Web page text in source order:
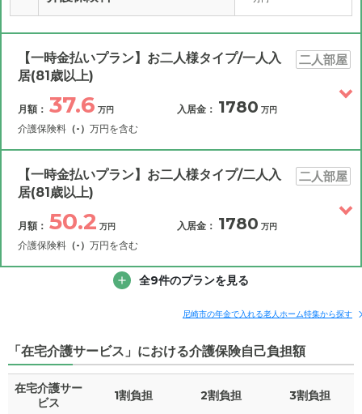
【一時金払いプラン】お二人様タイプ/一人入
居(81歳以上)
二人部屋
月額： 37.6 万円
介護保険料 （-） 万円を含む
入居金： 1780 万円
補足情報
月額費用 ? 37.6 万円
水道・光熱費 0 万円
【一時金払いプラン】お二人様タイプ/二人入
居(81歳以上)
二人部屋
月額： 50.2 万円
介護保険料 （-） 万円を含む
入居金： 1780 万円
入居金
その他費用
補足情報
家賃 10.8
全9件のプランを見る
尼崎市の年金で入れる老人ホーム特集から探す
「在宅介護サービス」における介護保険自己負担額
在宅介護サー
ビス
1割負担 2割負担 3割負担